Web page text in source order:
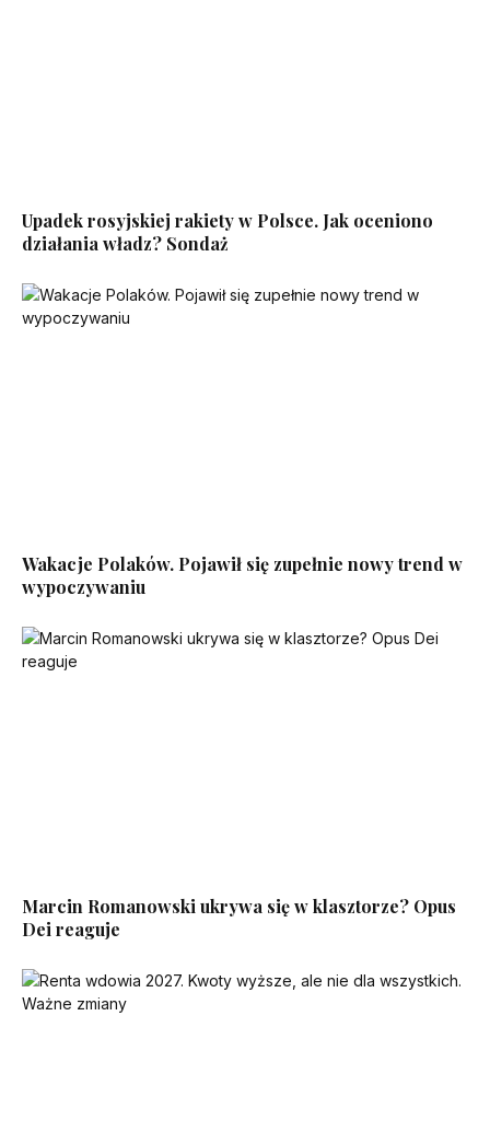
Upadek rosyjskiej rakiety w Polsce. Jak oceniono
działania władz? Sondaż
Wakacje Polaków. Pojawił się zupełnie nowy trend w
wypoczywaniu
Marcin Romanowski ukrywa się w klasztorze? Opus
Dei reaguje